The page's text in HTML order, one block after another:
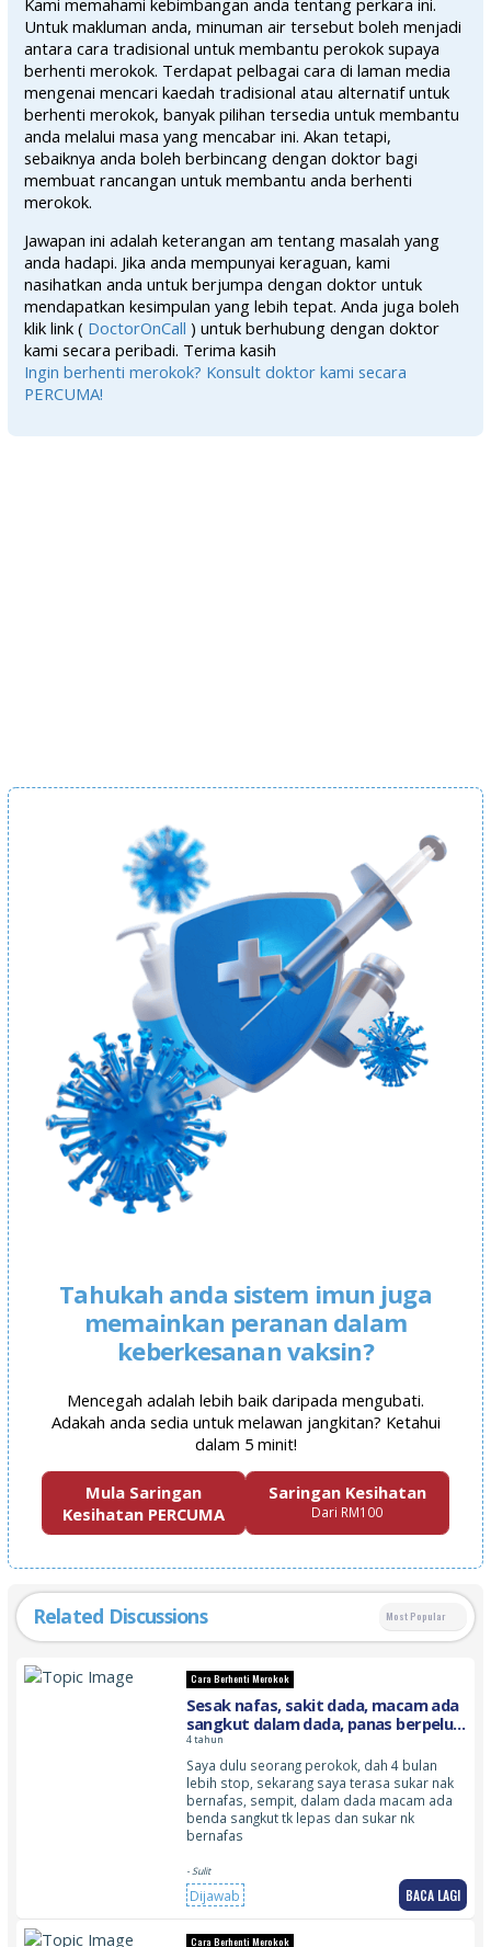
Kami memahami kebimbangan anda tentang perkara ini.
Untuk makluman anda, minuman air tersebut boleh menjadi
antara cara tradisional untuk membantu perokok supaya
berhenti merokok. Terdapat pelbagai cara di laman media
mengenai mencari kaedah tradisional atau alternatif untuk
berhenti merokok, banyak pilihan tersedia untuk membantu
anda melalui masa yang mencabar ini. Akan tetapi,
sebaiknya anda boleh berbincang dengan doktor bagi
membuat rancangan untuk membantu anda berhenti
merokok.
Jawapan ini adalah keterangan am tentang masalah yang
anda hadapi. Jika anda mempunyai keraguan, kami
nasihatkan anda untuk berjumpa dengan doktor untuk
mendapatkan kesimpulan yang lebih tepat. Anda juga boleh
klik link ( DoctorOnCall ) untuk berhubung dengan doktor
kami secara peribadi. Terima kasih
Ingin berhenti merokok? Konsult doktor kami secara
PERCUMA!
Tahukah anda sistem imun juga
memainkan peranan dalam
keberkesanan vaksin?
Mencegah adalah lebih baik daripada mengubati.
Adakah anda sedia untuk melawan jangkitan? Ketahui
dalam 5 minit!
Mula Saringan
Kesihatan PERCUMA
Saringan Kesihatan
Dari RM100
Related Discussions Most Popular
Cara Berhenti Merokok
Sesak nafas, sakit dada, macam ada
sangkut dalam dada, panas berpeluh
berpeluh dan rasa cukup takselesa
untuk bernafas
4 tahun
Saya dulu seorang perokok, dah 4 bulan
lebih stop, sekarang saya terasa sukar nak
bernafas, sempit, dalam dada macam ada
benda sangkut tk lepas dan sukar nk
bernafas
- Sulit
Dijawab BACA LAGI
Cara Berhenti Merokok